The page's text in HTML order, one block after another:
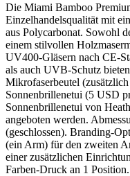
Die Miami Bamboo
Einzelhandelsqualität mit
aus Polycarbonat. Sowohl
einem stilvollen
UV400-Gläsern nach CE-
als auch UVB-Schutz
Mikrofaserbeutel
Sonnenbrillenetui (5 USD
Sonnenbrillenetui von
angeboten werden.
(geschlossen). Branding-
(ein Arm) für den zweiten
einer zusätzlichen
Farben-Druck an 1 Position.